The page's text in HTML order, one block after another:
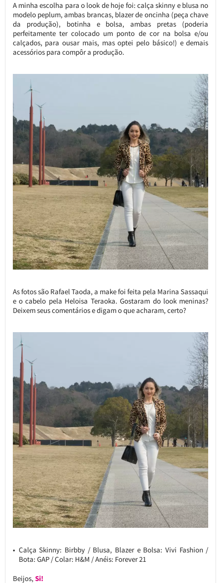
A minha escolha para o look de hoje foi: calça skinny e blusa no
modelo peplum, ambas brancas, blazer de oncinha (peça chave
da produção), botinha e bolsa, ambas pretas (poderia
perfeitamente ter colocado um ponto de cor na bolsa e/ou
calçados, para ousar mais, mas optei pelo básico!) e demais
acessórios para compôr a produção.
As fotos são Rafael Taoda, a make foi feita pela Marina Sassaqui
e o cabelo pela Heloisa Teraoka. Gostaram do look meninas?
Deixem seus comentários e digam o que acharam, certo?
Calça Skinny: Birbby / Blusa, Blazer e Bolsa: Vivi Fashion /
Bota: GAP / Colar: H&M / Anéis: Forever 21
Beijos, Si!